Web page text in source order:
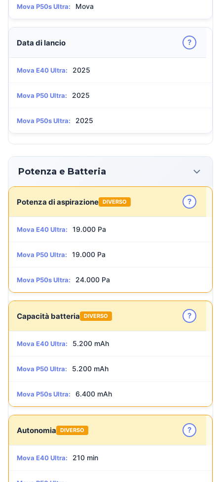
Mova P50s Ultra: Mova
Data di lancio ?
Mova E40 Ultra: 2025
Mova P50 Ultra: 2025
Mova P50s Ultra: 2025
Potenza e Batteria
Potenza di aspirazione DIVERSO ?
Mova E40 Ultra: 19.000 Pa
Mova P50 Ultra: 19.000 Pa
Mova P50s Ultra: 24.000 Pa
Capacità batteria DIVERSO ?
Mova E40 Ultra: 5.200 mAh
Mova P50 Ultra: 5.200 mAh
Mova P50s Ultra: 6.400 mAh
Autonomia DIVERSO ?
Mova E40 Ultra: 210 min